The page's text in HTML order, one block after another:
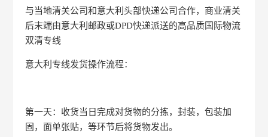
与当地清关公司和意大利头部快递公司合作，商业清关
后末端由意大利邮政或DPD快递派送的高品质国际物流
双清专线
意大利专线发货操作流程：
第一天：收货当日完成对货物的分拣，封装，包装加
固，面单张贴，等环节后将货物发出。